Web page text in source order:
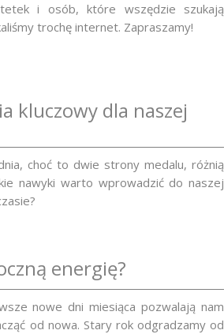
i osób, które wszędzie szukają
trochę internet. Zapraszamy!
kluczowy dla naszej
choć to dwie strony medalu, różnią
nawyki warto wprowadzić do naszej
energię?
nowe dni miesiąca pozwalają nam
od nowa. Stary rok odgradzamy od